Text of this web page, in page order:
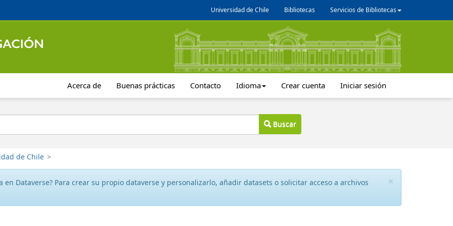
Universidad de Chile Bibliotecas Servicios de Bibliotecas
Acerca de Buenas prácticas Contacto Idioma Crear cuenta Iniciar sesión
Buscar
de Chile >
×
en Dataverse? Para crear su propio dataverse y personalizarlo, añadir datasets o solicitar acceso a archivos